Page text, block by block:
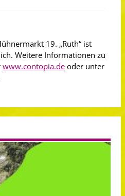
19. „Ruth“ ist
Weitere Informationen zu
www.contopia.de oder unter